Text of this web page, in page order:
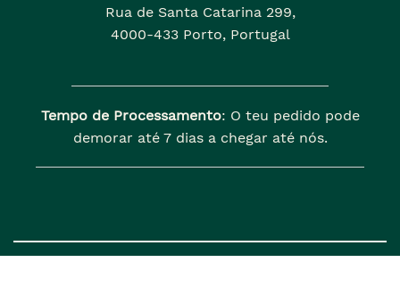
Rua de Santa Catarina 299,
4000-433 Porto, Portugal
Tempo de Processamento: O teu pedido pode
demorar até 7 dias a chegar até nós.